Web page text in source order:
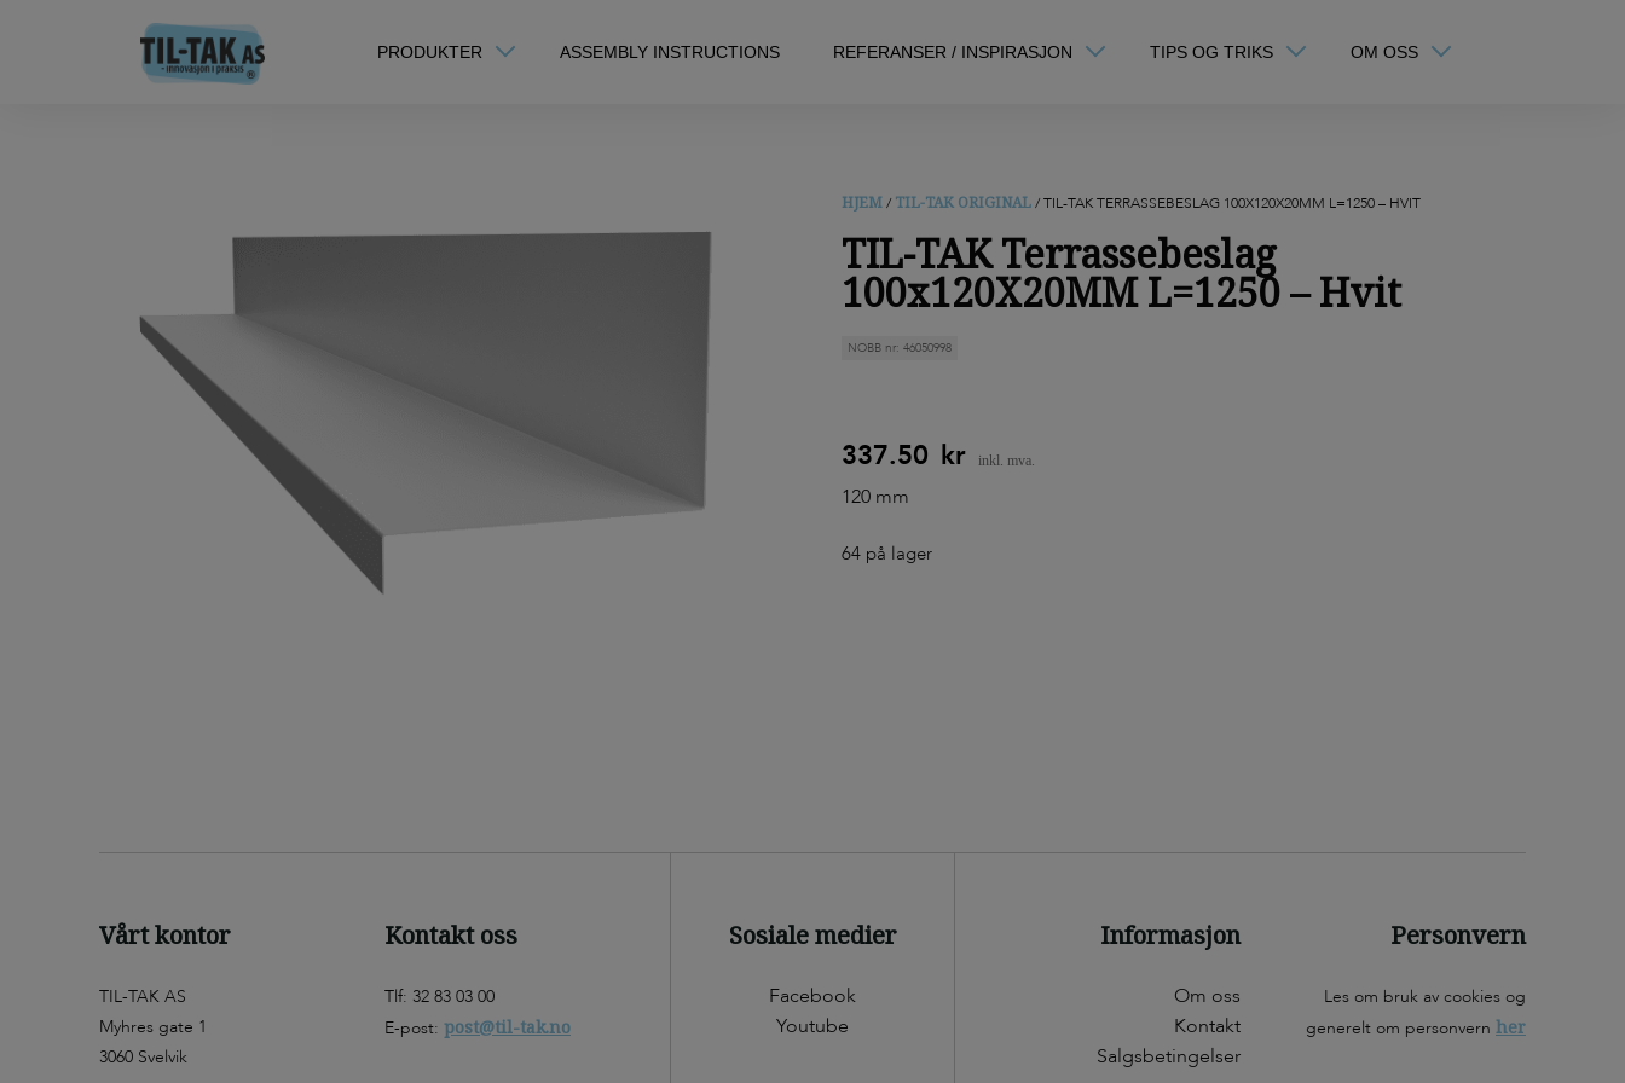
PRODUKTER ASSEMBLY INSTRUCTIONS REFERANSER / INSPIRASJON TIPS OG TRIKS OM OSS
HJEM/ TIL-TAK ORIGINAL/ TIL-TAK TERRASSEBESLAG 100X120X20MM L=1250 – HVIT
TIL-TAK Terrassebeslag
100x120X20MM L=1250 – Hvit
NOBB nr: 46050998
337.50 kr
120 mm
64 på lager
Vårt kontor
TIL-TAK AS
Myhres gate 1
3060 Svelvik
Kontakt oss
Tlf: 32 83 03 00
E-post: post@til-tak.no
Sosiale medier
Facebook
Youtube
Informasjon
Om oss
Kontakt
Salgsbetingelser
Personvern
Les om bruk av cookies og
generelt om personvern her